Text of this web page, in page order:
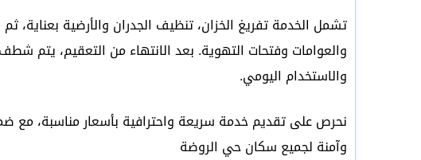
تشمل الخدمة تفريغ الخزان، تنظيف الجدران والأرضية بعناية،
والعوامات وفتحات التهوية. بعد الانتهاء من التعقيم، يتم
والاستخدام اليومي.
نحرص على تقديم خدمة سريعة واحترافية بأسعار مناسبة، مع
وآمنة لجميع سكان حي الروضة